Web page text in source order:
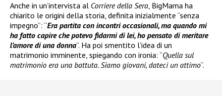
Anche in un’intervista al Corriere della Sera, BigMama ha
chiarito le origini della storia, definita inizialmente “senza
impegno”: “Era partita con incontri occasionali, ma quando mi
ha fatto capire che potevo fidarmi di lei, ho pensato di meritare
l’amore di una donna“. Ha poi smentito l’idea di un
matrimonio imminente, spiegando con ironia: “Quella sul
matrimonio era una battuta. Siamo giovani, dateci un attimo“.